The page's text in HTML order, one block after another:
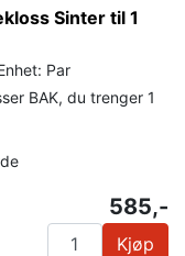
Sinter til 1
Par
BAK, du trenger 1
585,-
Kjøp